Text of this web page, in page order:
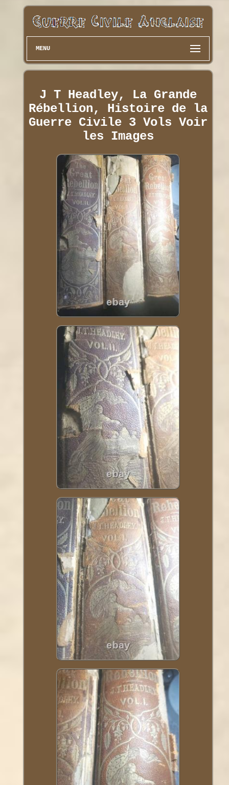
MENU
J T Headley, La Grande
Rébellion, Histoire de la
Guerre Civile 3 Vols Voir
les Images